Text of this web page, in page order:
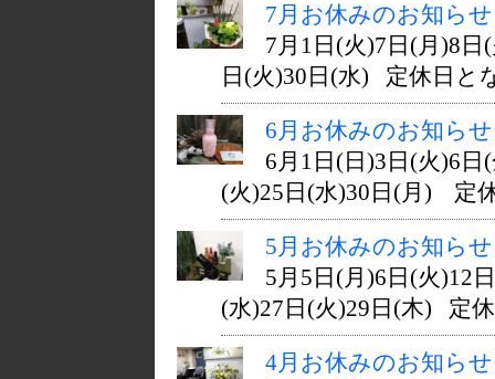
7月お休みのお知らせ
7月1日(火)7日(月)8日
日(火)30日(水) 定休日と
6月お休みのお知らせ
6月1日(日)3日(火)6日
(火)25日(水)30日(月) 定
5月お休みのお知らせ
5月5日(月)6日(火)12
(水)27日(火)29日(木) 定
4月お休みのお知らせ